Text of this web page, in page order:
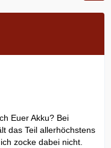
Euer Akku? Bei
das Teil allerhöchstens
zocke dabei nicht.